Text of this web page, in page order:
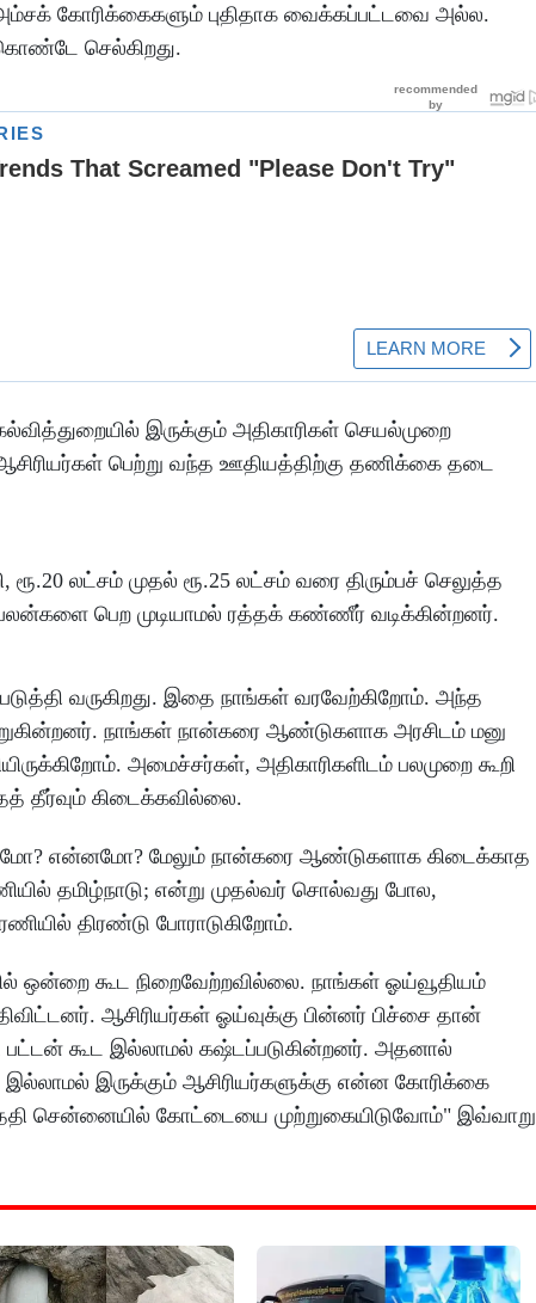
கோரிக்கைகளும் புதிதாக வைக்கப்பட்டவை அல்ல.
செல்கிறது.
இருக்கும் அதிகாரிகள் செயல்முறை
பெற்று வந்த ஊதியத்திற்கு தணிக்கை தடை
லட்சம் முதல் ரூ.25 லட்சம் வரை திரும்பச் செலுத்த
பெற முடியாமல் ரத்தக் கண்ணீர் வடிக்கின்றனர்.
வருகிறது. இதை நாங்கள் வரவேற்கிறோம். அந்த
நாங்கள் நான்கரை ஆண்டுகளாக அரசிடம் மனு
அமைச்சர்கள், அதிகாரிகளிடம் பலமுறை கூறி
தீர்வும் கிடைக்கவில்லை.
என்னமோ? மேலும் நான்கரை ஆண்டுகளாக கிடைக்காத
தமிழ்நாடு; என்று முதல்வர் சொல்வது போல,
திரண்டு போராடுகிறோம்.
ஒன்றை கூட நிறைவேற்றவில்லை. நாங்கள் ஓய்வூதியம்
ஆசிரியர்கள் ஓய்வுக்கு பின்னர் பிச்சை தான்
கூட இல்லாமல் கஷ்டப்படுகின்றனர். அதனால்
இருக்கும் ஆசிரியர்களுக்கு என்ன கோரிக்கை
சென்னையில் கோட்டையை முற்றுகையிடுவோம்" இவ்வாறு